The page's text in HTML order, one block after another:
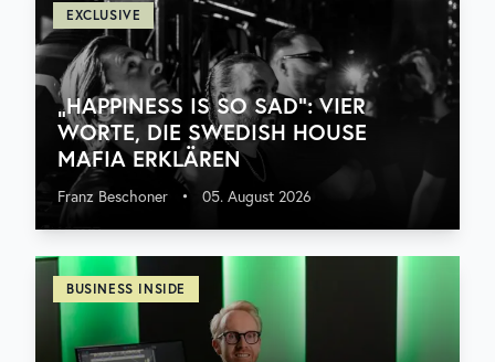
EXCLUSIVE
„HAPPINESS IS SO SAD“: VIER
WORTE, DIE SWEDISH HOUSE
MAFIA ERKLÄREN
Franz Beschoner • 05. August 2026
BUSINESS INSIDE